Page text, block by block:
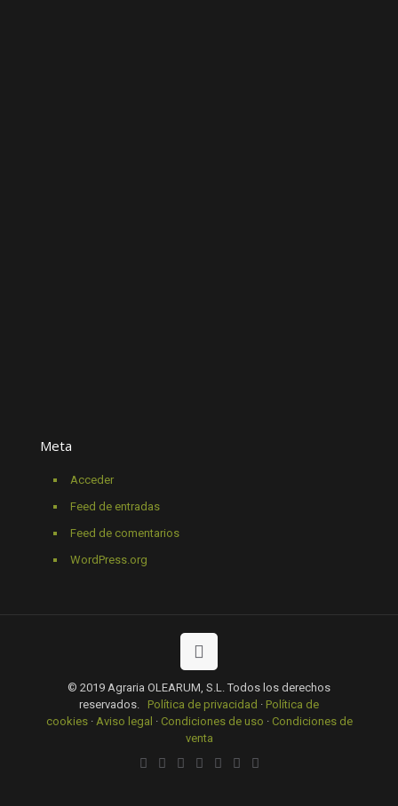
Meta
Acceder
Feed de entradas
Feed de comentarios
WordPress.org
© 2019 Agraria OLEARUM, S.L. Todos los derechos
reservados. Política de privacidad · Política de
cookies· Aviso legal · Condiciones de uso · Condiciones de
venta